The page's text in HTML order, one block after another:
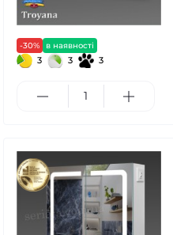
-30% в наявності
3 3 3